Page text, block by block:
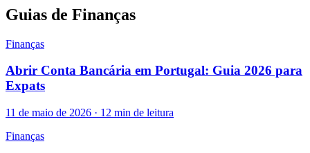
Guias de Finanças
Finanças
Abrir Conta Bancária em Portugal: Guia 2026 para
Expats
11 de maio de 2026 · 12 min de leitura
Finanças